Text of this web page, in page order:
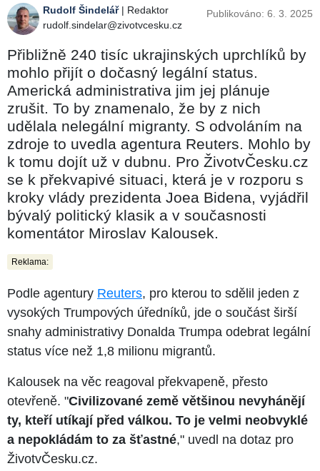
Rudolf Šindelář| Redaktor
rudolf.sindelar@zivotvcesku.cz
Publikováno: 6. 3. 2025
Přibližně 240 tisíc ukrajinských uprchlíků by
mohlo přijít o dočasný legální status.
Americká administrativa jim jej plánuje
zrušit. To by znamenalo, že by z nich
udělala nelegální migranty. S odvoláním na
zdroje to uvedla agentura Reuters. Mohlo by
k tomu dojít už v dubnu. Pro ŽivotvČesku.cz
se k překvapivé situaci, která je v rozporu s
kroky vlády prezidenta Joea Bidena, vyjádřil
bývalý politický klasik a v současnosti
komentátor Miroslav Kalousek.
Reklama:
Podle agentury Reuters, pro kterou to sdělil jeden z
vysokých Trumpových úředníků, jde o součást širší
snahy administrativy Donalda Trumpa odebrat legální
status více než 1,8 milionu migrantů.
Kalousek na věc reagoval překvapeně, přesto
otevřeně. "Civilizované země většinou nevyhánějí
ty, kteří utíkají před válkou. To je velmi neobvyklé
a nepokládám to za šťastné," uvedl na dotaz pro
ŽivotvČesku.cz.